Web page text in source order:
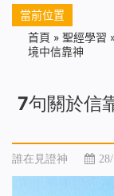
當前位置
首頁 » 聖經學習
境中信靠神
7句關於信
誰在見證神